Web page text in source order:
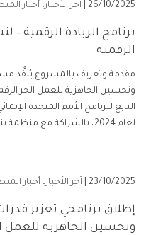
26/10/2025 | آخر الأخبار، أخبار
برنامج الريادة الرقمية
الرقمية
مقدمة وتعريف بالمشروع يُنفَّذ
لعام 2024، بالشراكة مع منظمة بنفسج . يهدف المشروع إلى...
23/10/2025 | آخر الأخبار، أخبار
إطلاق برنامجي تعزيز
وتحسين الجاهزية للعمل